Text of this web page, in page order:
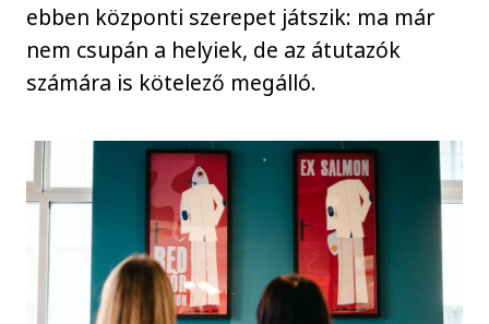
ebben központi szerepet játszik: ma már
nem csupán a helyiek, de az átutazók
számára is kötelező megálló.